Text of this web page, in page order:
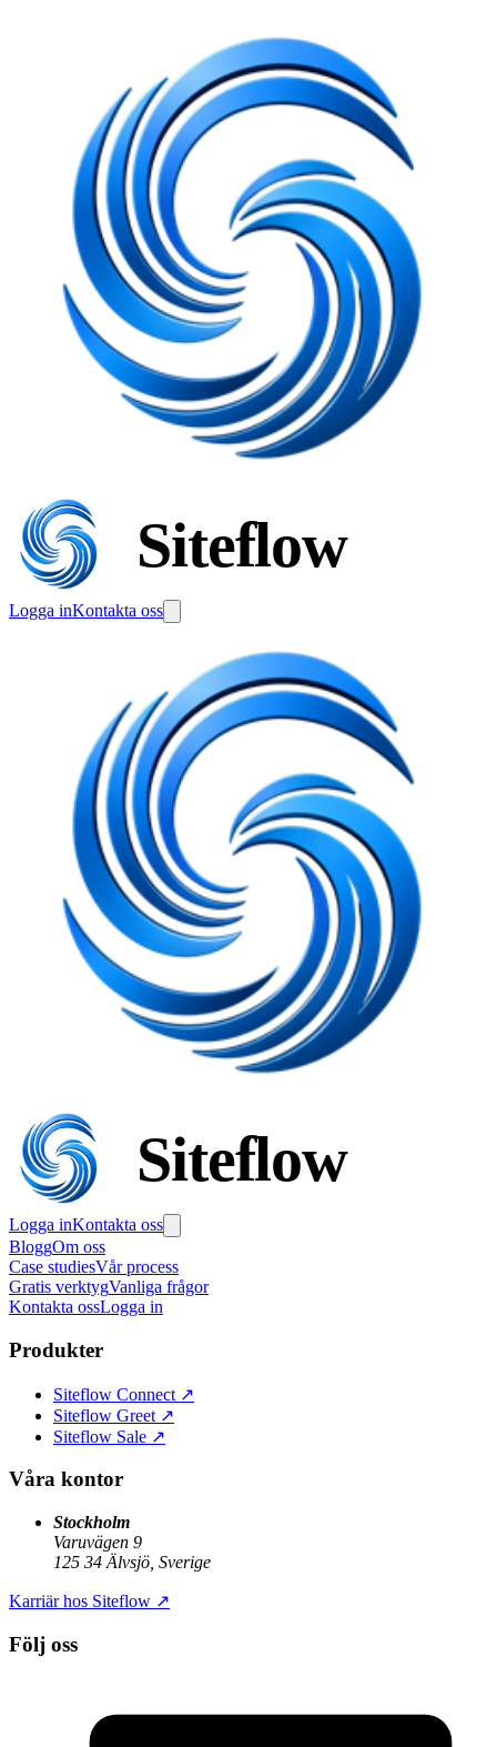
Siteflow
Logga inKontakta oss
Siteflow
Logga inKontakta oss
BloggOm oss
Case studiesVår process
Gratis verktygVanliga frågor
Kontakta ossLogga in
Produkter
Siteflow Connect ↗
Siteflow Greet ↗
Siteflow Sale ↗
Våra kontor
Stockholm
Varuvägen 9
125 34 Älvsjö, Sverige
Karriär hos Siteflow ↗
Följ oss